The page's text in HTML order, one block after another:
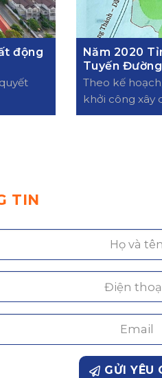
động
Năm 2020
Tuyến
Theo kế
khởi công xây
TIN
GỬI YÊU